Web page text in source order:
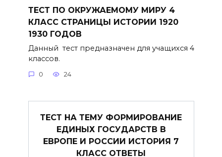
ТЕСТ ПО ОКРУЖАЕМОМУ МИРУ 4
КЛАСС СТРАНИЦЫ ИСТОРИИ 1920
1930 ГОДОВ
Данный тест предназначен для учащихся 4
классов.
0 24
ТЕСТ НА ТЕМУ ФОРМИРОВАНИЕ
ЕДИНЫХ ГОСУДАРСТВ В
ЕВРОПЕ И РОССИИ ИСТОРИЯ 7
КЛАСС ОТВЕТЫ